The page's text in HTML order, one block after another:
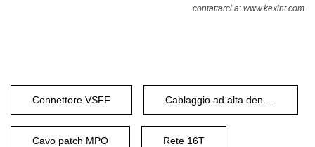
contattarci a: www.kexint.com
Connettore VSFF
Cavo patch MPO Rete 16T